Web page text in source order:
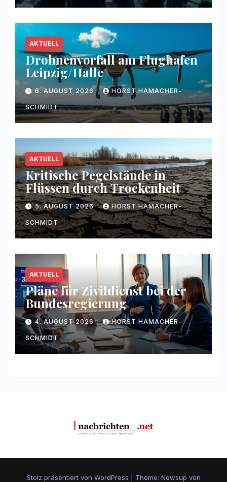
AKTUELL
Drohnenvorfall am Flughafen
Leipzig/Halle
6. AUGUST 2026 HORST HAMACHER-
SCHMIDT
AKTUELL
Kritische Pegelstände in
Flüssen durch Trockenheit
5. AUGUST 2026 HORST HAMACHER-
SCHMIDT
AKTUELL
Pläne für Zivildienst bei der
Bundesregierung
4. AUGUST 2026 HORST HAMACHER-
SCHMIDT
Stolz präsentiert von WordPress Theme: Newsup von